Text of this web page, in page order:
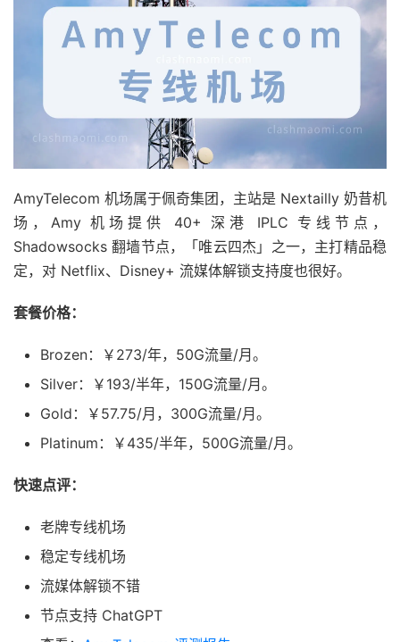
AmyTelecom 机场属于佩奇集团，主站是 Nextailly 奶昔机
场，Amy 机场提供 40+ 深港 IPLC 专线节点，
Shadowsocks 翻墙节点，「唯云四杰」之一，主打精品稳
定，对 Netflix、Disney+ 流媒体解锁支持度也很好。
套餐价格：
Brozen：￥273/年，50G流量/月。
Silver：￥193/半年，150G流量/月。
Gold：￥57.75/月，300G流量/月。
Platinum：￥435/半年，500G流量/月。
快速点评：
老牌专线机场
稳定专线机场
流媒体解锁不错
节点支持 ChatGPT